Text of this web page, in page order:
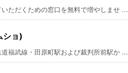
ただくための窓口を無料で増やしませ ...
ショ)
福武線・田原町駅および裁判所前駅か ...